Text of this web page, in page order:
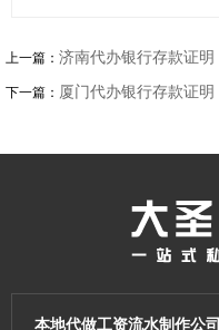
上一篇： 济南代办银行存款证明
下一篇： 厦门代办银行存款证明
本地代做工资流水制作公司